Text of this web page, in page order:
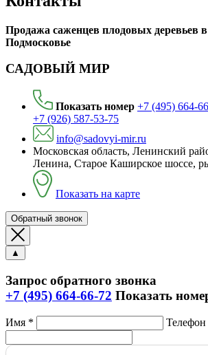
Продажа саженцев плодовых деревьев
Подмосковье
САДОВЫЙ МИР
Показать номер +7 (495) 664-
+7 (926) 587-53-75
info@sadovyi-mir.ru
Московская область, Ленинский
Ленина, Старое Каширское шоссе,
Показать на карте
Обратный звонок
▲
Запрос обратного звонка
+7 (495) 664-66-72 Показать
Имя *